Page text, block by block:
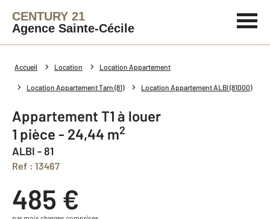
CENTURY 21
Agence Sainte-Cécile
Accueil Location Location Appartement
Location Appartement Tarn (81) Location Appartement ALBI (81000)
Appartement T1 à louer
1 pièce - 24,44 m2
ALBI - 81
Ref : 13467
485 €